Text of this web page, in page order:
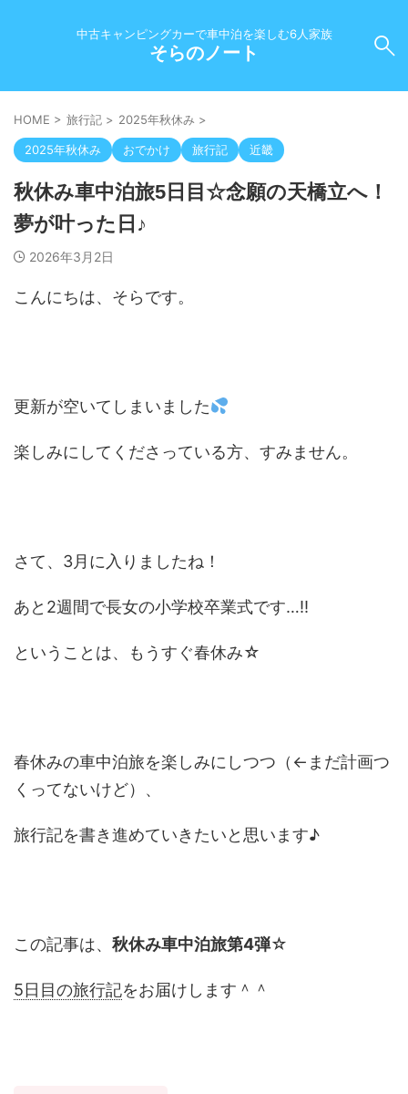
中古キャンピングカーで車中泊を楽しむ6人家族
そらのノート
HOME > 旅行記 > 2025年秋休み >
2025年秋休み おでかけ 旅行記 近畿
秋休み車中泊旅5日目☆念願の天橋立へ！
夢が叶った日♪
2026年3月2日
こんにちは、そらです。
更新が空いてしまいました
楽しみにしてくださっている方、すみません。
さて、3月に入りましたね！
あと2週間で長女の小学校卒業式です…‼
ということは、もうすぐ春休み☆
春休みの車中泊旅を楽しみにしつつ（←まだ計画つ
くってないけど）、
旅行記を書き進めていきたいと思います♪
この記事は、 秋休み車中泊旅第4弾☆
5日目の旅行記をお届けします＾＾